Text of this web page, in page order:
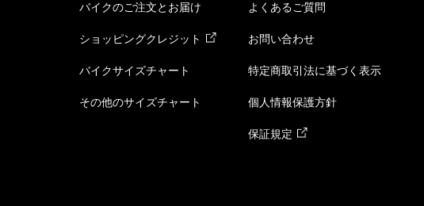
バイクのご注文とお届け
ショッピングクレジット
バイクサイズチャート
その他のサイズチャート
よくあるご質問
お問い合わせ
特定商取引法に基づく表示
個人情報保護方針
保証規定